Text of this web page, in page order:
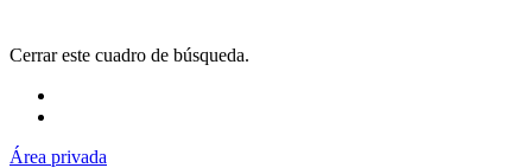
Cerrar este cuadro de búsqueda.
Área privada